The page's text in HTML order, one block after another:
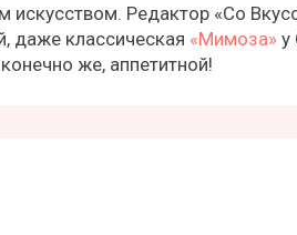
искусством. Редактор «Со
даже классическая «Мимоза» у
же, аппетитной!